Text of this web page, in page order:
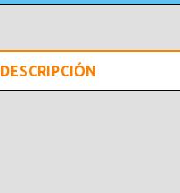
DESCRIPCIÓN